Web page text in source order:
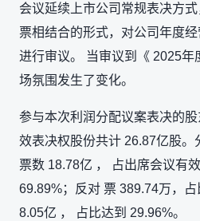
会议延续上市公司常规表决方
票相结合的形式，对公司年度
进行审议。 当审议到《 2025
场氛围发生了变化。
参与本次利润分配议案表决的
效表决权股份共计 26.87亿股。
票数 18.78亿 ， 占出席会议有
69.89%；反对 票 389.74万，
8.05亿 ， 占比达到 29.96%。